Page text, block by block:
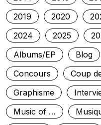
2019
2020
2024
2025
Albums/EP
Blog
Concours
Coup
Graphisme
Music of …